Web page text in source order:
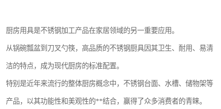
厨房用具是不锈钢加工产品在家居领域的另一重要应用。
从锅碗瓢盆到刀叉勺筷，高品质的不锈钢厨具因其卫生、耐用、易清
洁的特点，成为现代厨房的标准配置。
特别是近年来流行的整体厨房概念中，不锈钢台面、水槽、储物架等
产品，以其功能性和美观性的**结合，赢得了众多消费者的青睐。